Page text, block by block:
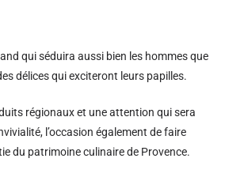
qui séduira aussi bien les hommes que
délices qui exciteront leurs papilles.
régionaux et une attention qui sera
l’occasion également de faire
du patrimoine culinaire de Provence.